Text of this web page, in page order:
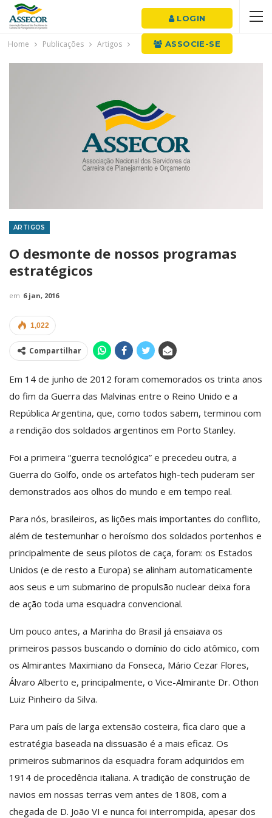
LOGIN
ASSOCIE-SE
Home Publicações Artigos
ARTIGOS
O desmonte de nossos programas
estratégicos
em 6 jan, 2016
1,022
Compartilhar
Em 14 de junho de 2012 foram comemorados os trinta anos
do fim da Guerra das Malvinas entre o Reino Unido e a
República Argentina, que, como todos sabem, terminou com
a rendição dos soldados argentinos em Porto Stanley.
Foi a primeira “guerra tecnológica” e precedeu outra, a
Guerra do Golfo, onde os artefatos high-tech puderam ser
demonstrados aos olhos do mundo e em tempo real.
Para nós, brasileiros, as lições mais importantes do conflito,
além de testemunhar o heroísmo dos soldados portenhos e
principalmente de seus pilotos de caça, foram: os Estados
Unidos (e de resto a Europa) se alinham automaticamente
aos seus e um submarino de propulsão nuclear deixa fora
de ação toda uma esquadra convencional.
Um pouco antes, a Marinha do Brasil já ensaiava os
primeiros passos buscando o domínio do ciclo atômico, com
os Almirantes Maximiano da Fonseca, Mário Cezar Flores,
Álvaro Alberto e, principalmente, o Vice-Almirante Dr. Othon
Luiz Pinheiro da Silva.
Para um país de larga extensão costeira, fica claro que a
estratégia baseada na dissuasão é a mais eficaz. Os
primeiros submarinos da esquadra foram adquiridos em
1914 de procedência italiana. A tradição de construção de
navios em nossas terras vem antes de 1808, com a
chegada de D. João VI e nunca foi interrompida, apesar dos